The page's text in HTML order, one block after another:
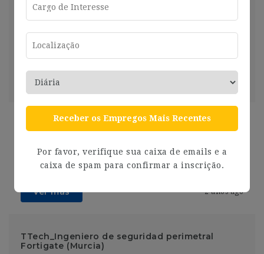
Adjunto/a al Director Técnico. (Alimentación)
Compartir
Ver más 2 años ago
Consultor/a financiero/a
Compartir
Ver más 2 años ago
TTech_Ingeniero de seguridad perimetral
Fortigate (Murcia)
Receber os Empregos Mais Recentes
Por favor, verifique sua caixa de emails e a
caixa de spam para confirmar a inscrição.